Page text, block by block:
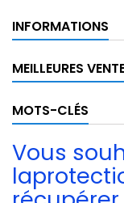
INFORMATIONS
MEILLEURES
MOTS-CLÉS
Vous